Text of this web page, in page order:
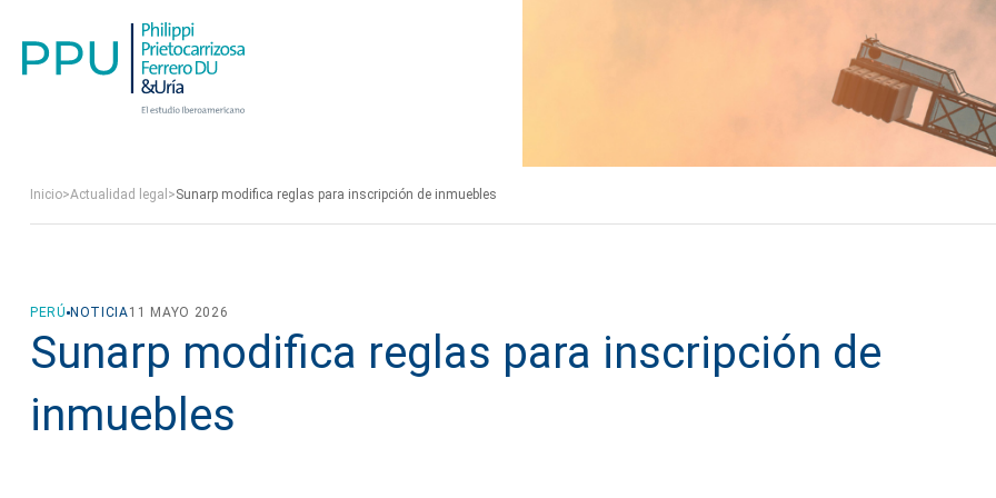
Inicio>Actualidad legal >Sunarp modifica reglas para inscripción de inmuebles
PERÚ NOTICIA11 MAYO 2026
Sunarp modifica reglas para inscripción de
inmuebles